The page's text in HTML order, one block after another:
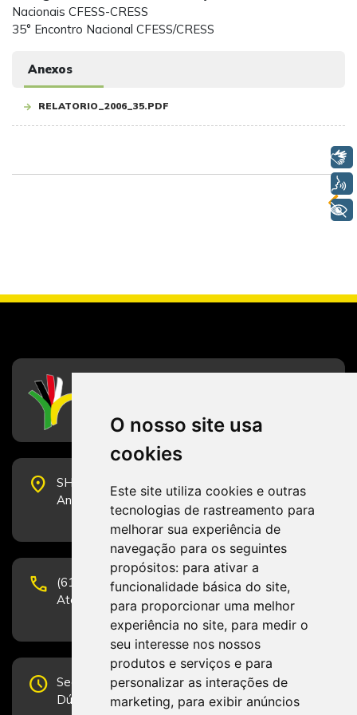
O nosso site usa
cookies
Este site utiliza cookies e outras
tecnologias de rastreamento para
melhorar sua experiência de
navegação para os seguintes
propósitos: para ativar a
funcionalidade básica do site,
para proporcionar uma melhor
experiência no site, para medir o
seu interesse nos nossos
produtos e serviços e para
personalizar as interações de
marketing, para exibir anúncios
Nacionais CFESS-CRESS
35° Encontro Nacional CFESS/CRESS
Anexos
RELATORIO_2006_35.PDF
place
SHS Quadra 6, Bloco E, Complexo Brasil 21, 20º
Andar, Sala 2001 - CEP 70322-915 - Brasília/DF
phone
(61) 3223-1652 e (61) 98131-3801.
Atendimento por telefone em horário comercial
schedule Segunda-feira a Sexta-feira de 12h às 19h.
Dúvidas e sugestões pelo Fale Conosco.